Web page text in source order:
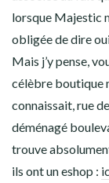
lorsque Majestic
obligée de dire
Mais j’y pense,
célèbre boutique
connaissait, rue
déménagé
trouve
ils ont un eshop :